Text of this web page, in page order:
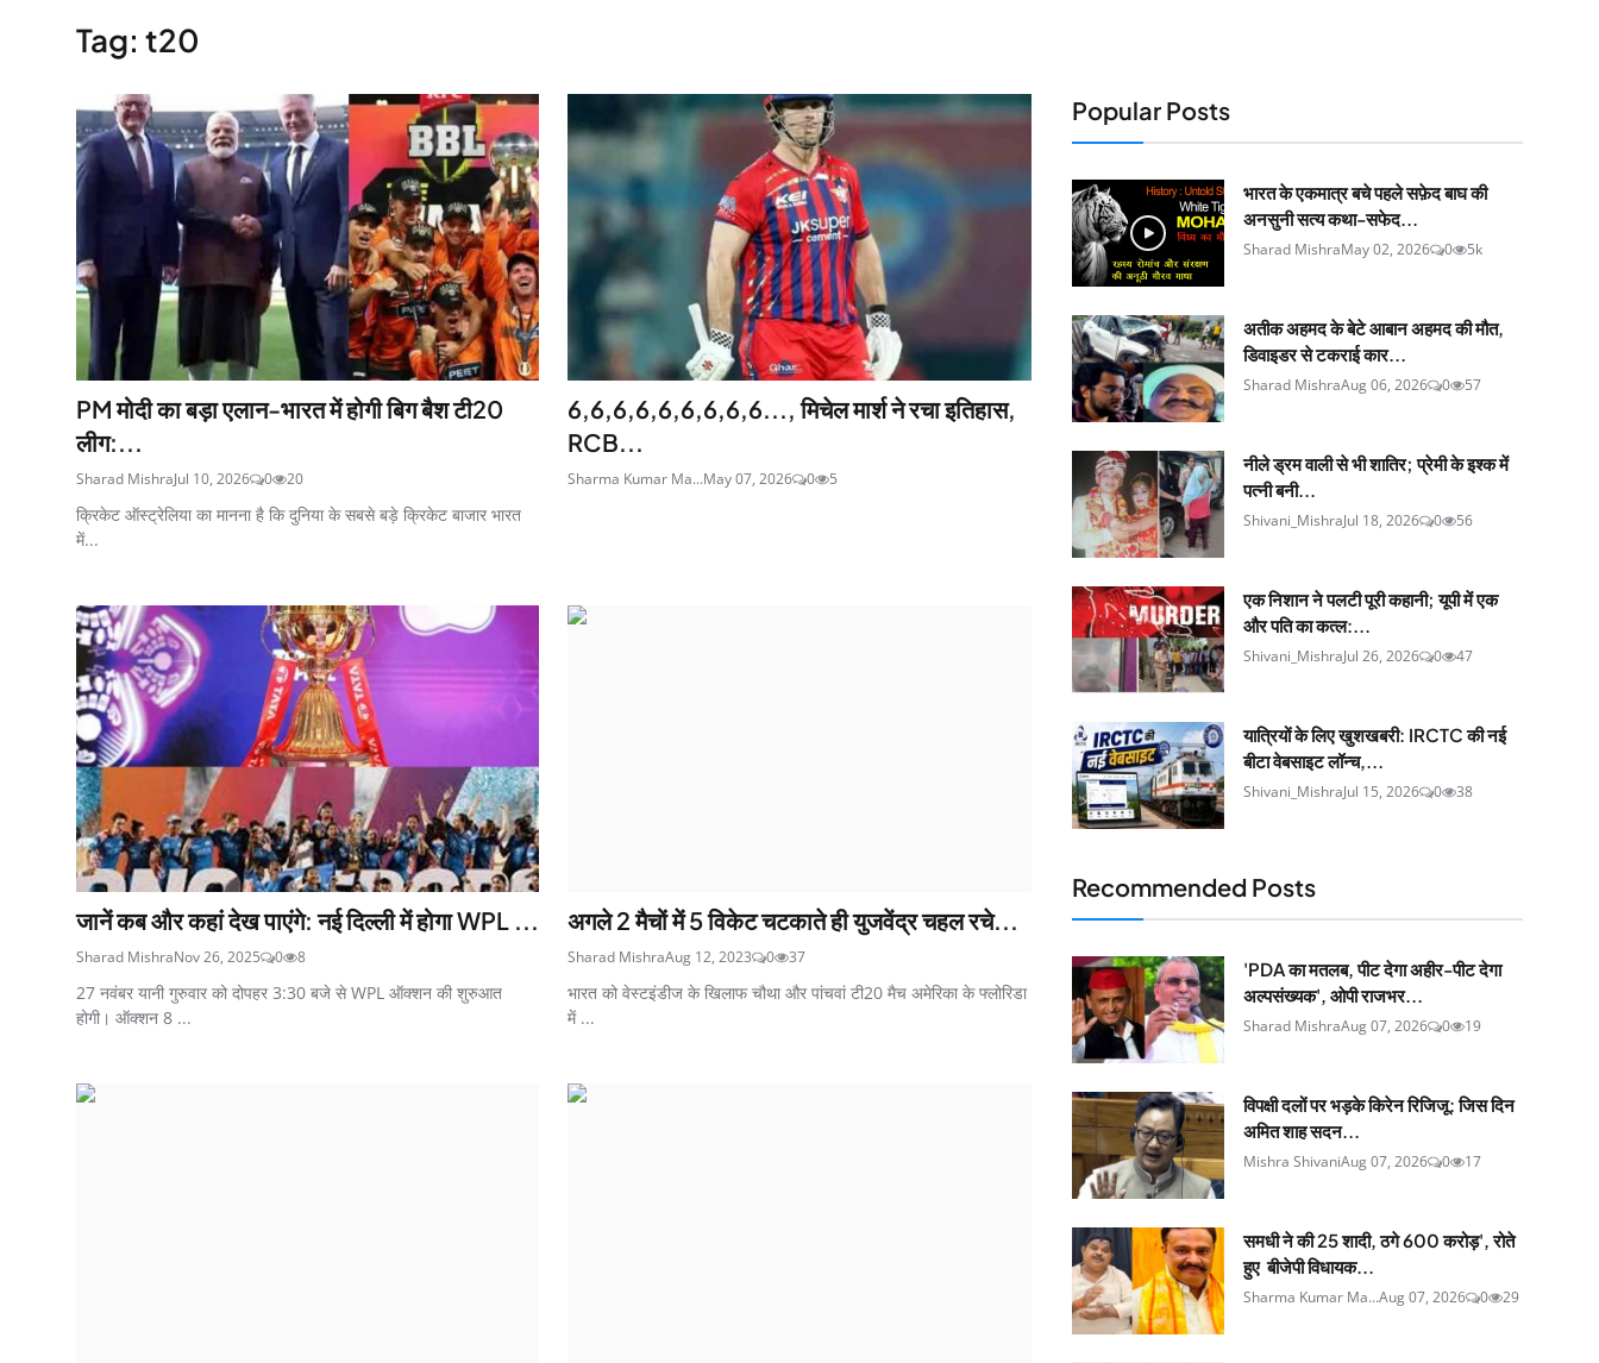
Tag: t20
PM मोदी का बड़ा एलान-भारत में होगी बिग बैश टी20
लीग:...
Sharad MishraJul 10, 2026 0 20
क्रिकेट ऑस्ट्रेलिया का मानना है कि दुनिया के सबसे बड़े क्रिकेट बाजार भारत
में...
6,6,6,6,6,6,6,6,6..., मिचेल मार्श ने रचा इतिहास,
RCB...
Sharma Kumar Ma...May 07, 2026 0 5
जानें कब और कहां देख पाएंगे: नई दिल्ली में होगा WPL ...
Sharad MishraNov 26, 2025 0 8
27 नवंबर यानी गुरुवार को दोपहर 3:30 बजे से WPL ऑक्शन की शुरुआत
होगी। ऑक्शन 8 ...
अगले 2 मैचों में 5 विकेट चटकाते ही युजवेंद्र चहल रचे...
Sharad MishraAug 12, 2023 0 37
भारत को वेस्टइंडीज के खिलाफ चौथा और पांचवां टी20 मैच अमेरिका के फ्लोरिडा
में ...
Popular Posts
भारत के एकमात्र बचे पहले सफ़ेद बाघ की
अनसुनी सत्य कथा-सफेद...
Sharad MishraMay 02, 2026 0 5k
अतीक अहमद के बेटे आबान अहमद की मौत,
डिवाइडर से टकराई कार...
Sharad MishraAug 06, 2026 0 57
नीले ड्रम वाली से भी शातिर; प्रेमी के इश्‍क में
पत्नी बनी...
Shivani_MishraJul 18, 2026 0 56
एक निशान ने पलटी पूरी कहानी; यूपी में एक
और पति का कत्ल:...
Shivani_MishraJul 26, 2026 0 47
यात्रियों के लिए खुशखबरी: IRCTC की नई
बीटा वेबसाइट लॉन्च,...
Shivani_MishraJul 15, 2026 0 38
Recommended Posts
'PDA का मतलब, पीट देगा अहीर-पीट देगा
अल्पसंख्यक', ओपी राजभर...
Sharad MishraAug 07, 2026 0 19
विपक्षी दलों पर भड़के किरेन रिजिजू: जिस दिन
अमित शाह सदन...
Mishra ShivaniAug 07, 2026 0 17
समधी ने की 25 शादी, ठगे 600 करोड़', रोते
हुए बीजेपी विधायक...
Sharma Kumar Ma...Aug 07, 2026 0 29